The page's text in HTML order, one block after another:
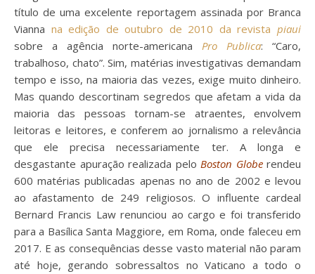
título de uma excelente reportagem assinada por Branca
Vianna na edição de outubro de 2010 da revistapiauí
sobre a agência norte-americana Pro Publica: “Caro,
trabalhoso, chato”. Sim, matérias investigativas demandam
tempo e isso, na maioria das vezes, exige muito dinheiro.
Mas quando descortinam segredos que afetam a vida da
maioria das pessoas tornam-se atraentes, envolvem
leitoras e leitores, e conferem ao jornalismo a relevância
que ele precisa necessariamente ter. A longa e
desgastante apuração realizada pelo Boston Globe rendeu
600 matérias publicadas apenas no ano de 2002 e levou
ao afastamento de 249 religiosos. O influente cardeal
Bernard Francis Law renunciou ao cargo e foi transferido
para a Basílica Santa Maggiore, em Roma, onde faleceu em
2017. E as consequências desse vasto material não param
até hoje, gerando sobressaltos no Vaticano a todo o